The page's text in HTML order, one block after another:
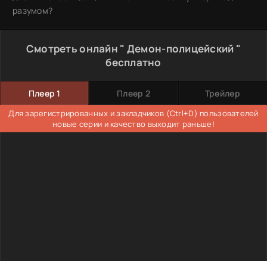
разумом?
Смотреть онлайн " Демон-полицейский "
бесплатно
Плеер 1 Плеер 2 Трейлер
Для зарегистрированных и закладчиков (Ctrl+D) пользователей
новые серии и качество выходит раньше!